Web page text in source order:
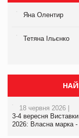
Яна Олентир
Тетяна Ільєнко
18 червня 2026 |
3-4 вересня
2026: Власна марка